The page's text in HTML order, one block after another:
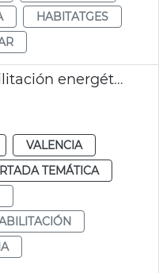
HABITATGES
Foro ciudadano rehabilitación energética
VALENCIA
TEMÁTICA